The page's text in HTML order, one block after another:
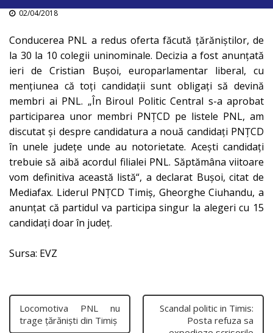
02/04/2018
Conducerea PNL a redus oferta făcută ţărăniştilor, de
la 30 la 10 colegii uninominale. Decizia a fost anunţată
ieri de Cristian Buşoi, europarlamentar liberal, cu
menţiunea că toţi candidaţii sunt obligaţi să devină
membri ai PNL. „În Biroul Politic Central s-a aprobat
participarea unor membri PNŢCD pe listele PNL, am
discutat şi despre candidatura a nouă candidaţi PNŢCD
în unele judeţe unde au notorietate. Aceşti candidaţi
trebuie să aibă acordul filialei PNL. Săptămâna viitoare
vom definitiva această listă“, a declarat Buşoi, citat de
Mediafax. Liderul PNŢCD Timiş, Gheorghe Ciuhandu, a
anunţat că partidul va participa singur la alegeri cu 15
candidaţi doar în judeţ.
Sursa: EVZ
Locomotiva PNL nu
trage ţărănişti din Timiş
Scandal politic in Timis:
Posta refuza sa